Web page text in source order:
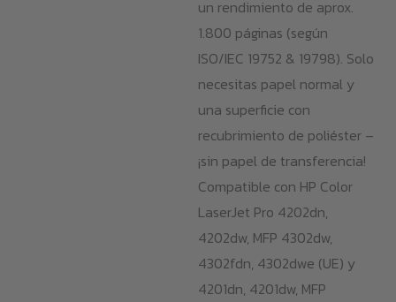
un rendimiento de aprox.
1.800 páginas (según
ISO/IEC 19752 & 19798). Solo
necesitas papel normal y
una superficie con
recubrimiento de poliéster –
¡sin papel de transferencia!
Compatible con HP Color
LaserJet Pro 4202dn,
4202dw, MFP 4302dw,
4302fdn, 4302dwe (UE) y
4201dn, 4201dw, MFP